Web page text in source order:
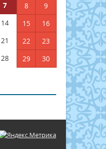
7 8
9
14 15
16
21 22
23
28 29
30